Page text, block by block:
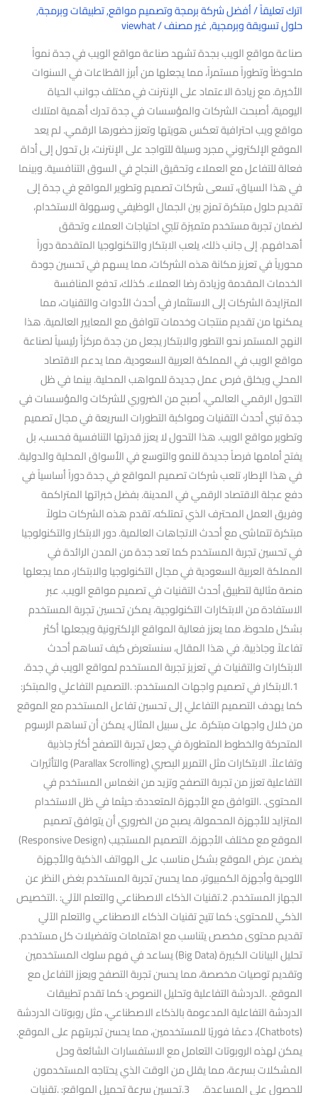
اترك تعليقاً/أفضل شركة برمجة وتصميم مواقع,تطبيقات وبرمجة,
حلول تسويقة وبرمجية,غير مصنف/
viewhat
صناعة مواقع الويب بجدة تشهد صناعة مواقع الويب في جدة نمواً
ملحوظاً وتطوراً مستمراً، مما يجعلها من أبرز القطاعات في السنوات
الأخيرة. مع زيادة الاعتماد على الإنترنت في مختلف جوانب الحياة
اليومية، أصبحت الشركات والمؤسسات في جدة تدرك أهمية امتلاك
مواقع ويب احترافية تعكس هويتها وتعزز حضورها الرقمي. لم يعد
الموقع الإلكتروني مجرد وسيلة للتواجد على الإنترنت، بل تحول إلى أداة
فعالة للتفاعل مع العملاء وتحقيق النجاح في السوق التنافسية. وبينما
في هذا السياق، تسعى شركات تصميم وتطوير المواقع في جدة إلى
تقديم حلول مبتكرة تمزج بين الجمال الوظيفي وسهولة الاستخدام،
لضمان تجربة مستخدم متميزة تلبي احتياجات العملاء وتحقق
أهدافهم. إلى جانب ذلك، يلعب الابتكار والتكنولوجيا المتقدمة دوراً
محورياً في تعزيز مكانة هذه الشركات، مما يسهم في تحسين جودة
الخدمات المقدمة وزيادة رضا العملاء. كذلك، تدفع المنافسة
المتزايدة الشركات إلى الاستثمار في أحدث الأدوات والتقنيات، مما
يمكنها من تقديم منتجات وخدمات تتوافق مع المعايير العالمية. هذا
النهج المستمر نحو التطور والابتكار يجعل من جدة مركزاً رئيسياً لصناعة
مواقع الويب في المملكة العربية السعودية، مما يدعم الاقتصاد
المحلي ويخلق فرص عمل جديدة للمواهب المحلية. بينما في ظل
التحول الرقمي العالمي، أصبح من الضروري للشركات والمؤسسات في
جدة تبني أحدث التقنيات ومواكبة التطورات السريعة في مجال تصميم
وتطوير مواقع الويب. هذا التحول لا يعزز قدرتها التنافسية فحسب، بل
يفتح أمامها فرصاً جديدة للنمو والتوسع في الأسواق المحلية والدولية.
في هذا الإطار، تلعب شركات تصميم المواقع في جدة دوراً أساسياً في
دفع عجلة الاقتصاد الرقمي في المدينة. بفضل خبراتها المتراكمة
وفريق العمل المحترف الذي تمتلكه، تقدم هذه الشركات حلولاً
مبتكرة تتماشى مع أحدث الاتجاهات العالمية. دور الابتكار والتكنولوجيا
في تحسين تجربة المستخدم كما تعد جدة من المدن الرائدة في
المملكة العربية السعودية في مجال التكنولوجيا والابتكار، مما يجعلها
منصة مثالية لتطبيق أحدث التقنيات في تصميم مواقع الويب. عبر
الاستفادة من الابتكارات التكنولوجية، يمكن تحسين تجربة المستخدم
بشكل ملحوظ، مما يعزز فعالية المواقع الإلكترونية ويجعلها أكثر
تفاعلاً وجاذبية. في هذا المقال، سنستعرض كيف تساهم أحدث
الابتكارات والتقنيات في تعزيز تجربة المستخدم لمواقع الويب في جدة.
1.الابتكار في تصميم واجهات المستخدم: .التصميم التفاعلي والمبتكر:
كما يهدف التصميم التفاعلي إلى تحسين تفاعل المستخدم مع الموقع
من خلال واجهات مبتكرة. على سبيل المثال، يمكن أن تساهم الرسوم
المتحركة والخطوط المتطورة في جعل تجربة التصفح أكثر جاذبية
وتفاعلاً. الابتكارات مثل التمرير البصري (Parallax Scrolling) والتأثيرات
التفاعلية تعزز من تجربة التصفح وتزيد من انغماس المستخدم في
المحتوى. .التوافق مع الأجهزة المتعددة: حيثما في ظل الاستخدام
المتزايد للأجهزة المحمولة، يصبح من الضروري أن يتوافق تصميم
الموقع مع مختلف الأجهزة. التصميم المستجيب (Responsive Design)
يضمن عرض الموقع بشكل مناسب على الهواتف الذكية والأجهزة
اللوحية وأجهزة الكمبيوتر، مما يحسن تجربة المستخدم بغض النظر عن
الجهاز المستخدم. 2.تقنيات الذكاء الاصطناعي والتعلم الآلي: .التخصيص
الذكي للمحتوى: كما تتيح تقنيات الذكاء الاصطناعي والتعلم الآلي
تقديم محتوى مخصص يتناسب مع اهتمامات وتفضيلات كل مستخدم.
تحليل البيانات الكبيرة (Big Data) يساعد في فهم سلوك المستخدمين
وتقديم توصيات مخصصة، مما يحسن تجربة التصفح ويعزز التفاعل مع
الموقع. .الدردشة التفاعلية وتحليل النصوص: كما تقدم تطبيقات
الدردشة التفاعلية المدعومة بالذكاء الاصطناعي، مثل روبوتات الدردشة
(Chatbots)، دعمًا فوريًا للمستخدمين، مما يحسن تجربتهم على الموقع.
يمكن لهذه الروبوتات التعامل مع الاستفسارات الشائعة وحل
المشكلات بسرعة، مما يقلل من الوقت الذي يحتاجه المستخدمون
للحصول على المساعدة. 3.تحسين سرعة تحميل المواقع: .تقنيات